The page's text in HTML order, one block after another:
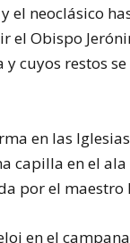
el neoclásico
el Obispo
cuyos restos
en las
capilla en el
por el maestro
en el